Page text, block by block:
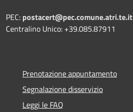
PEC: postacert@pec.comune.atri.te.it
Centralino Unico: +39.085.87911
Prenotazione appuntamento
Segnalazione disservizio
Leggi le FAQ